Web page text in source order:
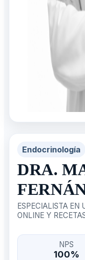
Endocrinología
DRA.
ESPECIALISTA EN
ONLINE Y
NPS
100%